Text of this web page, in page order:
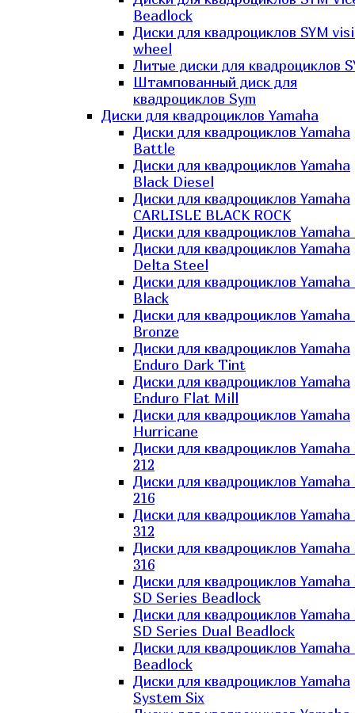
Beadlock
Диски для квадроциклов SYM
wheel
Литые диски для квадроциклов
Штампованный диск для
квадроциклов Sym
Диски для квадроциклов Yamaha
Диски для квадроциклов Yamaha
Battle
Диски для квадроциклов Yamaha
Black Diesel
Диски для квадроциклов Yamaha
CARLISLE BLACK ROCK
Диски для квадроциклов Yamaha
Диски для квадроциклов Yamaha
Delta Steel
Диски для квадроциклов
Black
Диски для квадроциклов
Bronze
Диски для квадроциклов Yamaha
Enduro Dark Tint
Диски для квадроциклов Yamaha
Enduro Flat Mill
Диски для квадроциклов Yamaha
Hurricane
Диски для квадроциклов
212
Диски для квадроциклов
216
Диски для квадроциклов
312
Диски для квадроциклов
316
Диски для квадроциклов
SD Series Beadlock
Диски для квадроциклов
SD Series Dual Beadlock
Диски для квадроциклов Yamaha
Beadlock
Диски для квадроциклов Yamaha
System Six